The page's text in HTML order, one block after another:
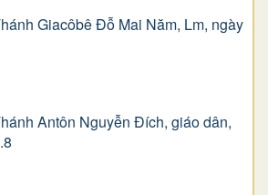
Giacôbê Ðỗ Mai Năm, Lm, ngày
Antôn Nguyễn Ðích, giáo dân,